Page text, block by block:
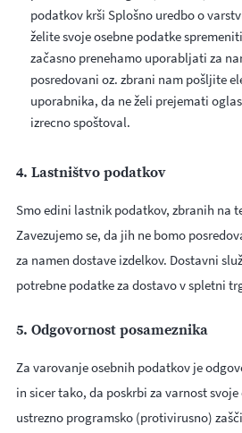
podatkov krši Splošno uredbo o
želite svoje osebne podatke
začasno prenehamo uporabljati za
posredovani oz. zbrani nam pošljite
uporabnika, da ne želi prejemati
izrecno spoštoval.
4. Lastništvo podatkov
Smo edini lastnik podatkov, zbranih na
Zavezujemo se, da jih ne bomo
za namen dostave izdelkov. Dostavni
potrebne podatke za dostavo v spletni
5. Odgovornost posameznika
Za varovanje osebnih podatkov je
in sicer tako, da poskrbi za varnost
ustrezno programsko (protivirusno)